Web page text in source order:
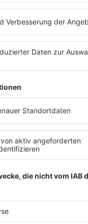
bei
für die
Musikszene